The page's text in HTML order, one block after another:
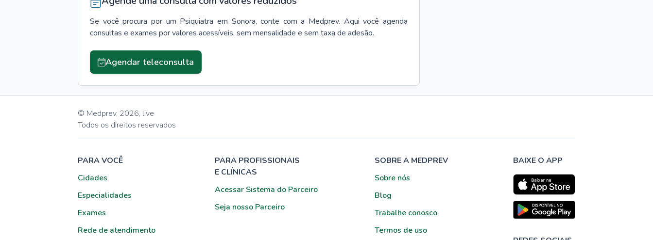
Se você procura por um Psiquiatra em Sonora, conte com a Medprev. Aqui você agenda
consultas e exames por valores acessíveis, sem mensalidade e sem taxa de adesão.
Agendar teleconsulta
© Medprev, 2026, live
Todos os direitos reservados
PARA VOCÊ
Cidades
Especialidades
Exames
Rede de atendimento
PARA PROFISSIONAIS
E CLÍNICAS
Acessar Sistema do Parceiro
Seja nosso Parceiro
SOBRE A MEDPREV
Sobre nós
Blog
Trabalhe conosco
Termos de uso
BAIXE O APP